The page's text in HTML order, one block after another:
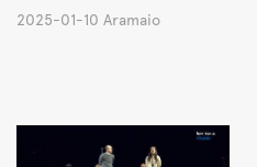
2025-01-10 Aramaio